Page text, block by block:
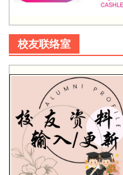
校友联络室